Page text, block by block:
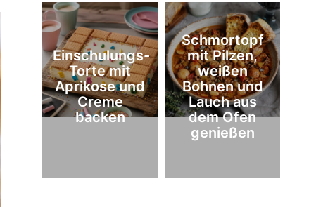
Einschulungs-
Torte mit
Aprikose und
Creme
backen
Schmortopf
mit Pilzen,
weißen
Bohnen und
Lauch aus
dem Ofen
genießen